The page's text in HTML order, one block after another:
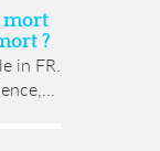
mort
?
in FR.